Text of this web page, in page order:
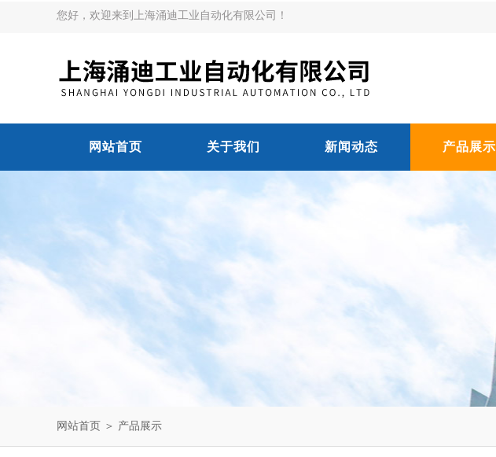
您好，欢迎来到上海涌迪工业自动化有限公司！
网站首页 关于我们 新闻动态 产品展示
网站首页 ＞ 产品展示